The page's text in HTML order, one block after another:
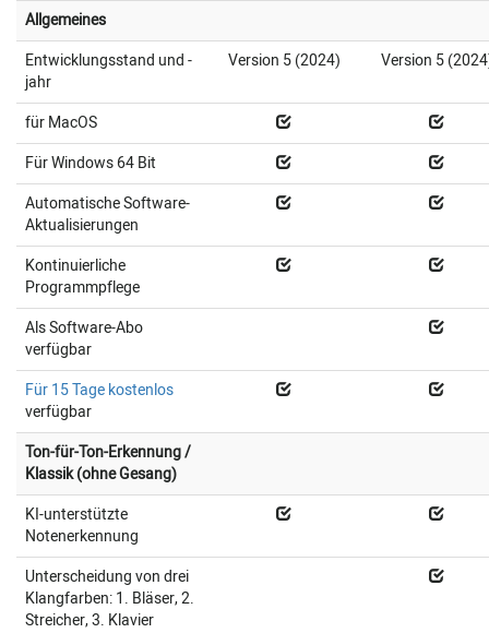
Allgemeines
Entwicklungsstand und -
jahr
Version 5 (2024) Version 5
für MacOS
Für Windows 64 Bit
Automatische Software-
Aktualisierungen
Kontinuierliche
Programmpflege
Als Software-Abo
verfügbar
Für 15 Tage kostenlos
verfügbar
Ton-für-Ton-Erkennung /
Klassik (ohne Gesang)
KI-unterstützte
Notenerkennung
Unterscheidung von drei
Klangfarben: 1. Bläser, 2.
Streicher, 3. Klavier